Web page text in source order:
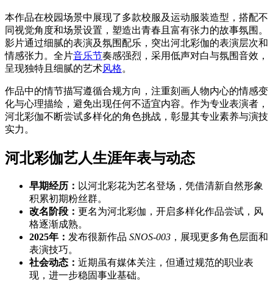
本作品在校园场景中展现了多款校服及运动服装造型，搭配不
同视觉角度和场景设置，塑造出青春且富有张力的故事氛围。
影片通过细腻的表演及氛围配乐，突出河北彩伽的表演层次和
情感张力。全片音乐节奏感强烈，采用低声对白与氛围音效，
呈现独特且细腻的艺术风格。
作品中的情节描写遵循合规方向，注重刻画人物内心的情感变
化与心理描绘，避免出现任何不适宜内容。作为专业表演者，
河北彩伽不断尝试多样化的角色挑战，彰显其专业素养与演技
实力。
河北彩伽艺人生涯年表与动态
早期经历： 以河北彩花为艺名登场，凭借清新自然形象
积累初期粉丝群。
改名阶段： 更名为河北彩伽，开启多样化作品尝试，风
格逐渐成熟。
2025年： 发布很新作品 SNOS-003 ，展现更多角色层面和
表演技巧。
社会动态： 近期虽有媒体关注，但通过规范的职业表
现，进一步稳固事业基础。